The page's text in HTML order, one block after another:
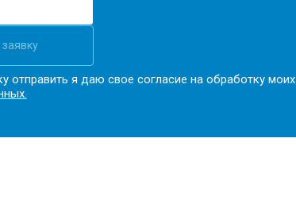
отправить я даю свое согласие на обработку моих